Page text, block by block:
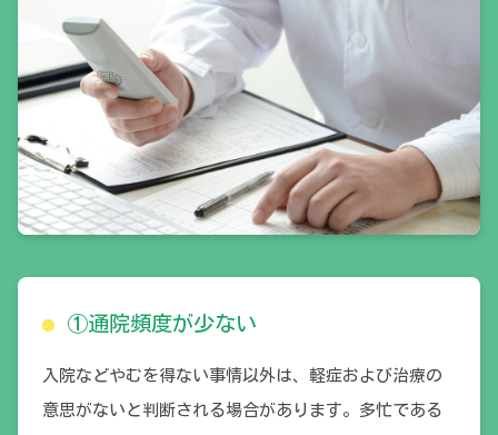
①通院頻度が少ない
入院などやむを得ない事情以外は、軽症および治療の
意思がないと判断される場合があります。多忙である